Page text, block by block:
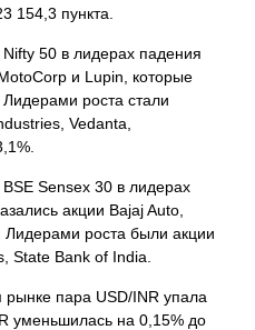
154,3 пункта.
50 в лидерах падения
и Lupin, которые
роста стали
Vedanta,
Sensex 30 в лидерах
акции Bajaj Auto,
роста были акции
State Bank of India.
пара USD/INR упала
уменьшилась на 0,15% до